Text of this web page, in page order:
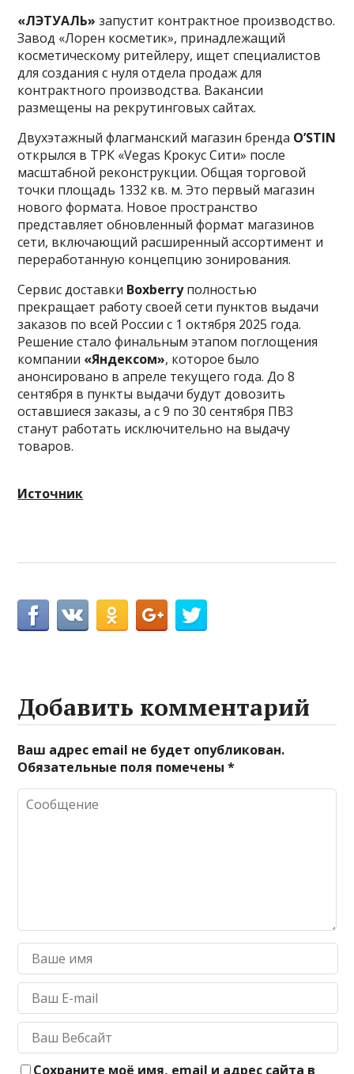
«ЛЭТУАЛЬ»запустит контрактное производство.
Завод «Лорен косметик», принадлежащий
косметическому ритейлеру, ищет специалистов
для создания с нуля отдела продаж для
контрактного производства. Вакансии
размещены на рекрутинговых сайтах.
Двухэтажный флагманский магазин бренда O’STIN
открылся в ТРК «Vegas Крокус Сити» после
масштабной реконструкции. Общая торговой
точки площадь 1332 кв. м. Это первый магазин
нового формата. Новое пространство
представляет обновленный формат магазинов
сети, включающий расширенный ассортимент и
переработанную концепцию зонирования.
Сервис доставки Boxberryполностью
прекращает работу своей сети пунктов выдачи
заказов по всей России с 1 октября 2025 года.
Решение стало финальным этапом поглощения
компании «Яндексом», которое было
анонсировано в апреле текущего года. До 8
сентября в пункты выдачи будут довозить
оставшиеся заказы, а с 9 по 30 сентября ПВЗ
станут работать исключительно на выдачу
товаров.
Источник
Добавить комментарий
Ваш адрес email не будет опубликован.
Обязательные поля помечены*
Сохраните моё имя, email и адрес сайта в